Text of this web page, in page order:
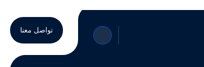
تواصل معنا